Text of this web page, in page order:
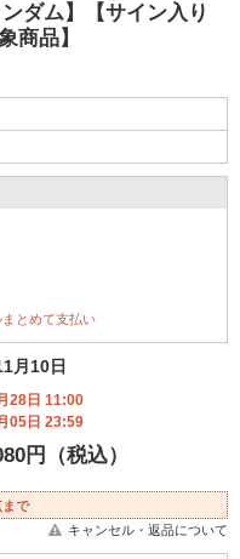
ダム】【サイン入り
商品】
とめて支払い
月10日
28日 11:00
05日 23:59
円（税込）
まで
キャンセル・返品について